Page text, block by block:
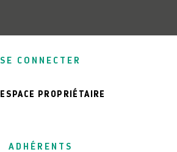
SE CONNECTER
ESPACE PROPRIÉTAIRE
ADHÉRENTS